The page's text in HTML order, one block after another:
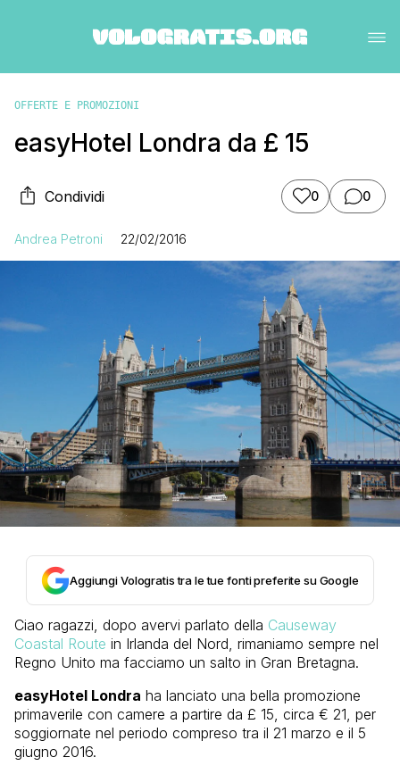
OFFERTE E PROMOZIONI
easyHotel Londra da £ 15
Condividi 0 0
Andrea Petroni 22/02/2016
Aggiungi Vologratis tra le tue fonti preferite su Google
Ciao ragazzi, dopo avervi parlato della Causeway
Coastal Route in Irlanda del Nord, rimaniamo sempre nel
Regno Unito ma facciamo un salto in Gran Bretagna.
easyHotel Londra ha lanciato una bella promozione
primaverile con camere a partire da £ 15, circa € 21, per
soggiornate nel periodo compreso tra il 21 marzo e il 5
giugno 2016.